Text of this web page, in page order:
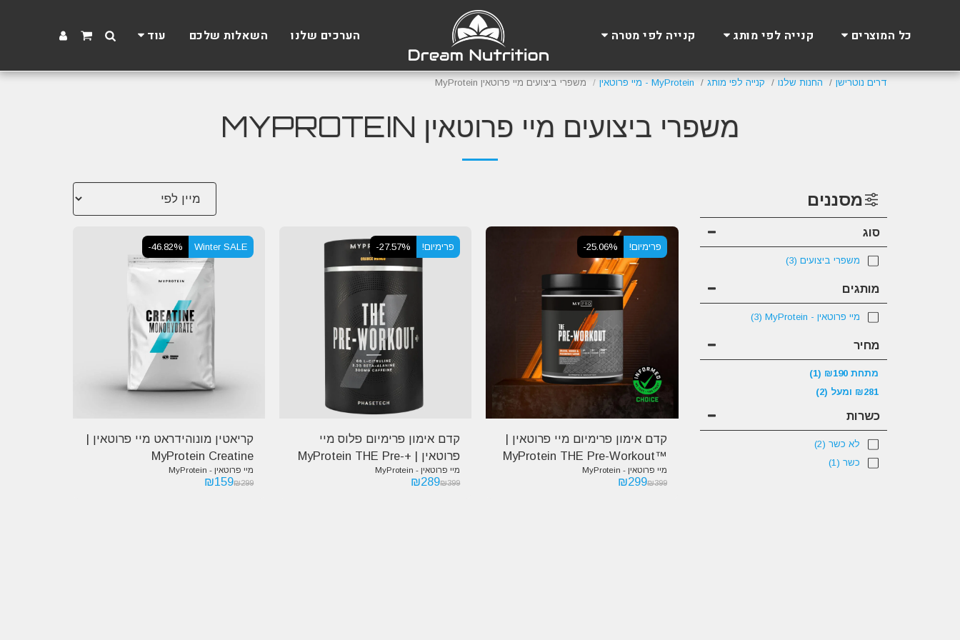
כל המוצרים קנייה לפי מותג קנייה לפי מטרה הערכים שלנו השאלות שלכם עוד
דרים נוטרישן החנות שלנו קנייה לפי מותג MyProtein - מיי פרוטאין משפרי ביצועים מיי פרוטאין MyProtein
משפרי ביצועים מיי פרוטאין MYPROTEIN
מסננים
מחיר
מתחת ₪190
(1)
₪281 ומעל (2)
מותגים
מיי פרוטאין - MyProtein (3)
סוג
משפרי ביצועים(3)
כשרות
לא כשר(2)
כשר(1)
פרימיום! -25.06%
קדם אימון פרימיום מיי פרוטאין |
™MyProtein THE Pre-Workout
מיי פרוטאין - MyProtein
₪399
₪299
פרימיום! -27.57%
קדם אימון פרימיום פלוס מיי
פרוטאין | +MyProtein THE Pre-
Workout
מיי פרוטאין - MyProtein
₪399
₪289
Winter SALE
-46.82%
קריאטין מונוהידראט מיי פרוטאין |
MyProtein Creatine
Monohydrate
מיי פרוטאין - MyProtein
₪299
₪159